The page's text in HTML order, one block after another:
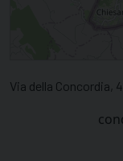
Via della Concordia,